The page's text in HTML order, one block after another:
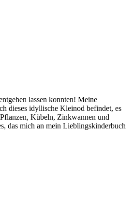
lassen konnten! Meine
dieses idyllische Kleinod befindet, es
Kübeln, Zinkwannen und
das mich an mein Lieblingskinderbuch